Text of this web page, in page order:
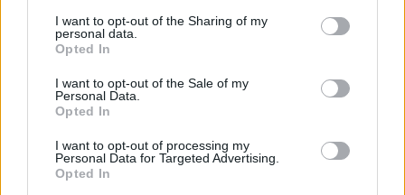
I want to opt-out of the Sharing of my
personal data.
Opted In
I want to opt-out of the Sale of my
Personal Data.
Opted In
I want to opt-out of processing my
Personal Data for Targeted Advertising.
Opted In
magas rangú tisztviselőivel folytatott megbeszélés az
amerikai kormány kérésére történt. Havanna szerint a
előmozdítása volt. A kubai kormány szerint képviselői
közölték a Ratcliffe vezette amerikai küldöttséggel, hogy a